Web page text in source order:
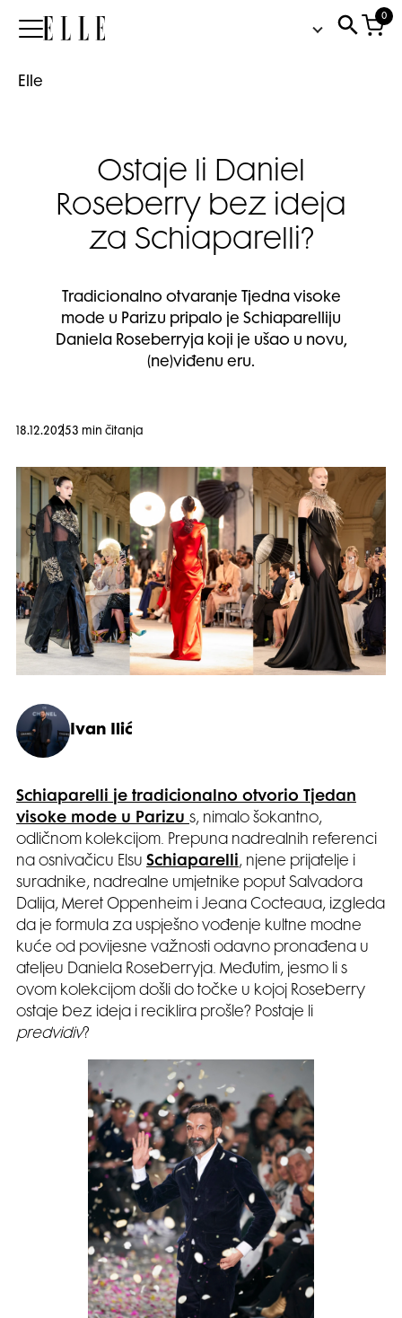
Elle
0
Elle
Ostaje li Daniel
Roseberry bez ideja
za Schiaparelli?
Tradicionalno otvaranje Tjedna visoke
mode u Parizu pripalo je Schiaparelliju
Daniela Roseberryja koji je ušao u novu,
(ne)viđenu eru.
18.12.20253 min čitanja
Ivan Ilić
Schiaparelli je tradicionalno otvorio Tjedan
visoke mode u Parizu s, nimalo šokantno,
odličnom kolekcijom. Prepuna nadrealnih referenci
na osnivačicu Elsu Schiaparelli , njene prijatelje i
suradnike, nadrealne umjetnike poput Salvadora
Dalija, Meret Oppenheim i Jeana Cocteaua, izgleda
da je formula za uspješno vođenje kultne modne
kuće od povijesne važnosti odavno pronađena u
ateljeu Daniela Roseberryja. Međutim, jesmo li s
ovom kolekcijom došli do točke u kojoj Roseberry
ostaje bez ideja i reciklira prošle? Postaje li
predvidiv?